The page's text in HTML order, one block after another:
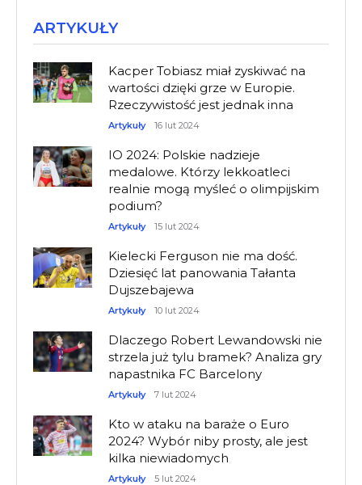
ARTYKUŁY
Kacper Tobiasz miał zyskiwać na
wartości dzięki grze w Europie.
Rzeczywistość jest jednak inna
Artykuły 16 lut 2024
IO 2024: Polskie nadzieje
medalowe. Którzy lekkoatleci
realnie mogą myśleć o olimpijskim
podium?
Artykuły 15 lut 2024
Kielecki Ferguson nie ma dość.
Dziesięć lat panowania Tałanta
Dujszebajewa
Artykuły 10 lut 2024
Dlaczego Robert Lewandowski nie
strzela już tylu bramek? Analiza gry
napastnika FC Barcelony
Artykuły 7 lut 2024
Kto w ataku na baraże o Euro
2024? Wybór niby prosty, ale jest
kilka niewiadomych
Artykuły 5 lut 2024